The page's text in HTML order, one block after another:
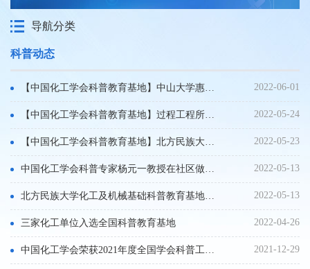
导航分类
科普动态
【中国化工学会科普教育基地】中山大学惠州研究院2022年大亚湾区科技活动周走进学校开展科技实践活动 2022-06-01
【中国化工学会科普教育基地】过程工程所科技解锁双碳2022公众科学日一“碳”究竟 2022-05-24
【中国化工学会科普教育基地】北方民族大学科普课堂走进隆德县沙塘镇中心小学开展“科普边疆行”活动 2022-05-23
中国化工学会科普专家杨元一教授在社区做《氢能源及其应用》讲座 2022-05-13
北方民族大学化工及机械基础科普教育基地举办“减轻灾害风险、守护美好家园”专题讲座 2022-05-13
三家化工单位入选全国科普教育基地 2022-04-26
中国化工学会荣获2021年度全国学会科普工作优秀单位 2021-12-29